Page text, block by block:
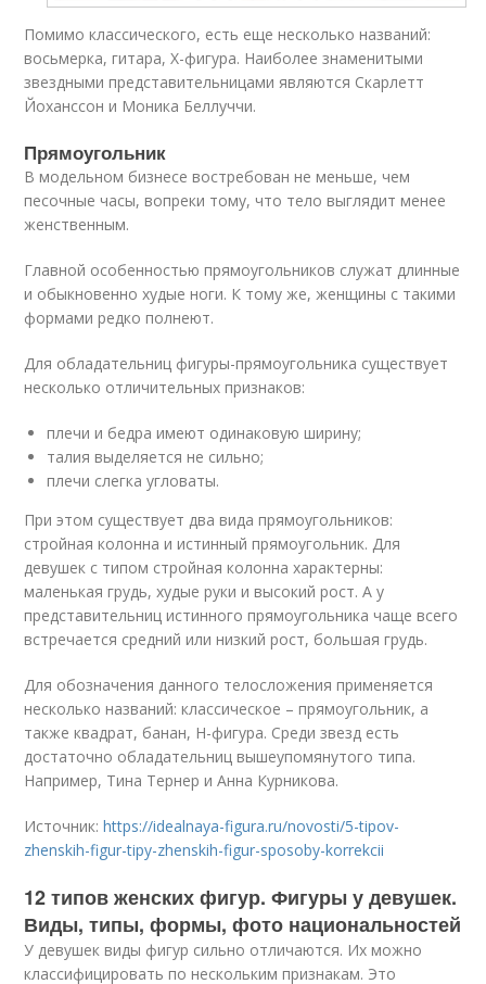
Помимо классического, есть еще несколько названий:
восьмерка, гитара, Х-фигура. Наиболее знаменитыми
звездными представительницами являются Скарлетт
Йоханссон и Моника Беллуччи.
Прямоугольник
В модельном бизнесе востребован не меньше, чем
песочные часы, вопреки тому, что тело выглядит менее
женственным.
Главной особенностью прямоугольников служат длинные
и обыкновенно худые ноги. К тому же, женщины с такими
формами редко полнеют.
Для обладательниц фигуры-прямоугольника существует
несколько отличительных признаков:
плечи и бедра имеют одинаковую ширину;
талия выделяется не сильно;
плечи слегка угловаты.
При этом существует два вида прямоугольников:
стройная колонна и истинный прямоугольник. Для
девушек с типом стройная колонна характерны:
маленькая грудь, худые руки и высокий рост. А у
представительниц истинного прямоугольника чаще всего
встречается средний или низкий рост, большая грудь.
Для обозначения данного телосложения применяется
несколько названий: классическое – прямоугольник, а
также квадрат, банан, H-фигура. Среди звезд есть
достаточно обладательниц вышеупомянутого типа.
Например, Тина Тернер и Анна Курникова.
Источник:https://idealnaya-figura.ru/novosti/5-tipov-
zhenskih-figur-tipy-zhenskih-figur-sposoby-korrekcii
12 типов женских фигур. Фигуры у девушек.
Виды, типы, формы, фото национальностей
У девушек виды фигур сильно отличаются. Их можно
классифицировать по нескольким признакам. Это